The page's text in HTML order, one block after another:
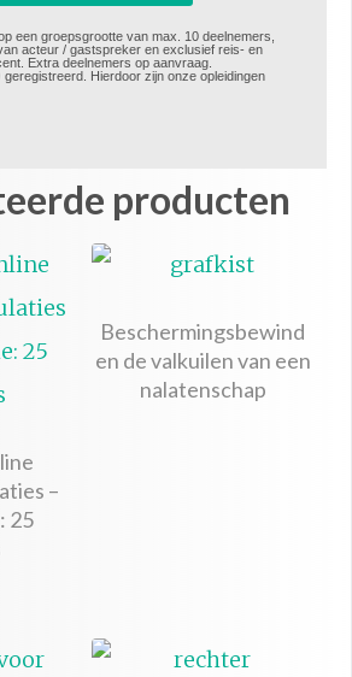
een groepsgrootte van max. 10 deelnemers,
acteur / gastspreker en exclusief reis- en
Extra deelnemers op aanvraag.​
geregistreerd. Hierdoor zijn onze opleidingen
producten
–
25
Beschermingsbewind
en de valkuilen van een
nalatenschap